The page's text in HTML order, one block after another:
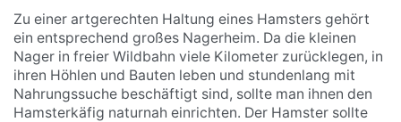
Zu einer artgerechten Haltung eines Hamsters gehört
ein entsprechend großes Nagerheim. Da die kleinen
Nager in freier Wildbahn viele Kilometer zurücklegen, in
ihren Höhlen und Bauten leben und stundenlang mit
Nahrungssuche beschäftigt sind, sollte man ihnen den
Hamsterkäfig naturnah einrichten. Der Hamster sollte